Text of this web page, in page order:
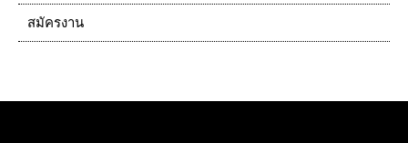
สมัครงาน